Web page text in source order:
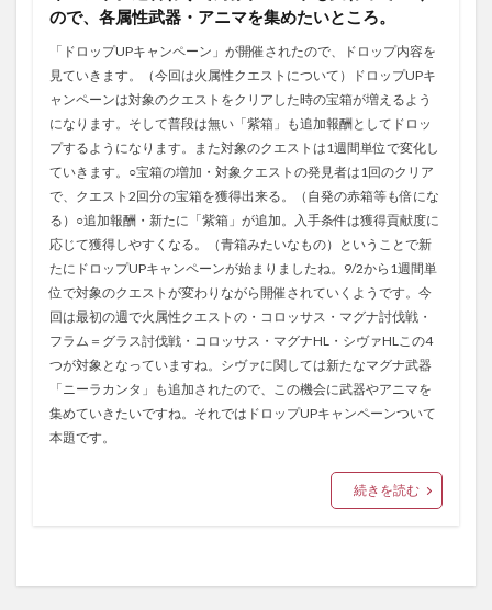
ので、各属性武器・アニマを集めたいところ。
「ドロップUPキャンペーン」が開催されたので、ドロップ内容を
見ていきます。（今回は火属性クエストについて）ドロップUPキ
ャンペーンは対象のクエストをクリアした時の宝箱が増えるよう
になります。そして普段は無い「紫箱」も追加報酬としてドロッ
プするようになります。また対象のクエストは1週間単位で変化し
ていきます。○宝箱の増加・対象クエストの発見者は1回のクリア
で、クエスト2回分の宝箱を獲得出来る。（自発の赤箱等も倍にな
る）○追加報酬・新たに「紫箱」が追加。入手条件は獲得貢献度に
応じて獲得しやすくなる。（青箱みたいなもの）ということで新
たにドロップUPキャンペーンが始まりましたね。9/2から1週間単
位で対象のクエストが変わりながら開催されていくようです。今
回は最初の週で火属性クエストの・コロッサス・マグナ討伐戦・
フラム＝グラス討伐戦・コロッサス・マグナHL・シヴァHLこの4
つが対象となっていますね。シヴァに関しては新たなマグナ武器
「ニーラカンタ」も追加されたので、この機会に武器やアニマを
集めていきたいですね。それではドロップUPキャンペーンついて
本題です。
続きを読む